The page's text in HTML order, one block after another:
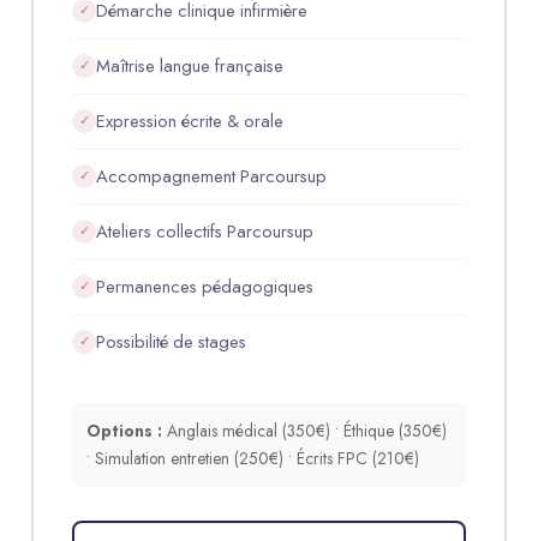
✓ Démarche clinique infirmière
✓ Maîtrise langue française
✓ Expression écrite & orale
✓ Accompagnement Parcoursup
✓ Ateliers collectifs Parcoursup
✓ Permanences pédagogiques
✓ Possibilité de stages
Options : Anglais médical (350€) • Éthique (350€)
• Simulation entretien (250€) • Écrits FPC (210€)